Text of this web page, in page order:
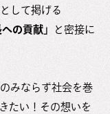
して掲げる
の貢献」
と密接に
みならず社会を巻
たい！その想いを